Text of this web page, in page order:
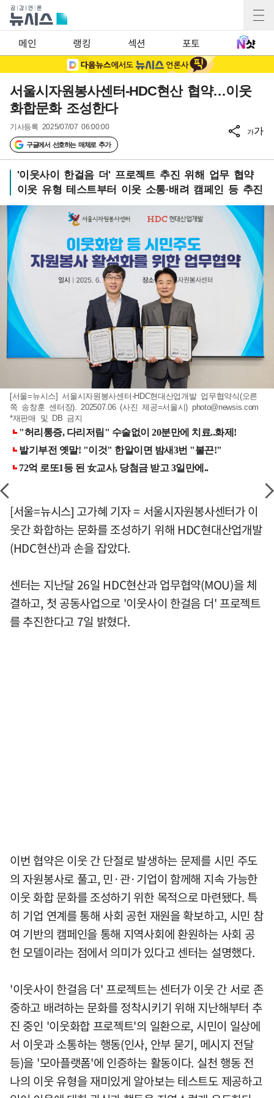
메인 랭킹 섹션 포토
서울시자원봉사센터-HDC현산 협약…이웃
화합문화 조성한다
기사등록 2025/07/07 06:00:00
구글에서 선호하는 매체로 추가
가가
'이웃사이 한걸음 더' 프로젝트 추진 위해 업무 협약
이웃 유형 테스트부터 이웃 소통·배려 캠페인 등 추진
[서울=뉴시스] 서울시자원봉사센터-HDC현대산업개발 업무협약식(오른
쪽 송창훈 센터장). 202507.06 (사진 제공=서울시) photo@newsis.com
*재판매 및 DB 금지
[서울=뉴시스] 고가혜 기자 = 서울시자원봉사센터가 이
웃간 화합하는 문화를 조성하기 위해 HDC현대산업개발
(HDC현산)과 손을 잡았다.
센터는 지난달 26일 HDC현산과 업무협약(MOU)을 체
결하고, 첫 공동사업으로 '이웃사이 한걸음 더' 프로젝트
를 추진한다고 7일 밝혔다.
이번 협약은 이웃 간 단절로 발생하는 문제를 시민 주도
의 자원봉사로 풀고, 민·관·기업이 함께해 지속 가능한
이웃 화합 문화를 조성하기 위한 목적으로 마련됐다. 특
히 기업 연계를 통해 사회 공헌 재원을 확보하고, 시민 참
여 기반의 캠페인을 통해 지역사회에 환원하는 사회 공
헌 모델이라는 점에서 의미가 있다고 센터는 설명했다.
'이웃사이 한걸음 더' 프로젝트는 센터가 이웃 간 서로 존
중하고 배려하는 문화를 정착시키기 위해 지난해부터 추
진 중인 '이웃화합 프로젝트'의 일환으로, 시민이 일상에
서 이웃과 소통하는 행동(인사, 안부 묻기, 메시지 전달
등)을 '모아플랫폼'에 인증하는 활동이다. 실천 행동 전
나의 이웃 유형을 재미있게 알아보는 테스트도 제공하고